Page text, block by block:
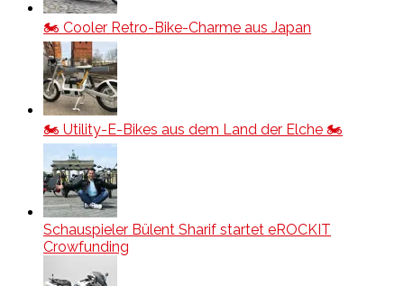
🏍️ Cooler Retro-Bike-Charme aus Japan
🏍️ Utility-E-Bikes aus dem Land der Elche 🏍️
Schauspieler Bülent Sharif startet eROCKIT
Crowfunding